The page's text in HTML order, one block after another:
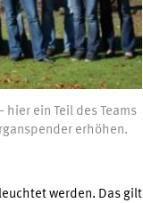
ein Teil des Teams
erhöhen.
werden. Das gilt